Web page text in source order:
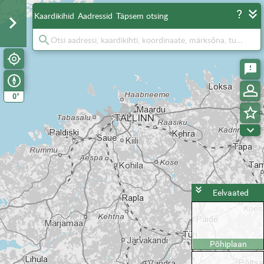
0°
Kaardikihid Aadressid Täpsem otsing
Eelvaated
Põhiplaan